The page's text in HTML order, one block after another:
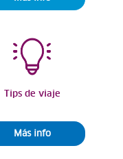
Tips de viaje
Más info